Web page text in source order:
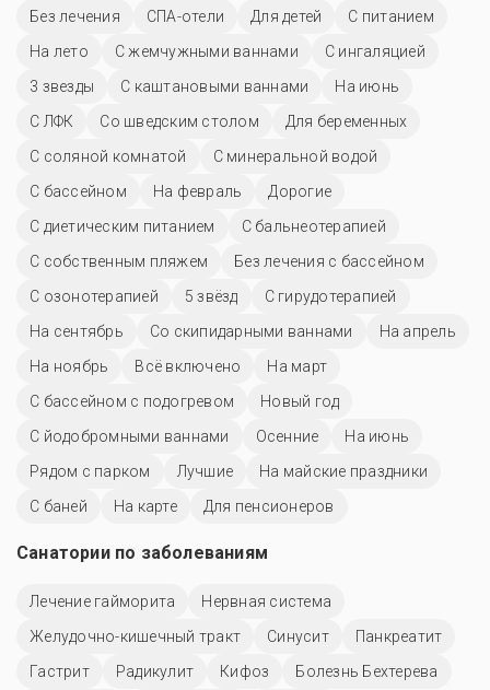
Без лечения СПА-отели Для детей
С питанием
На лето
С жемчужными ваннами
С ингаляцией
3 звезды
С каштановыми ваннами
На июнь
С ЛФК
Со шведским столом
Для беременных
С соляной комнатой
С минеральной водой
C бассейном
На февраль
Дорогие
С диетическим питанием
С бальнеотерапией
С собственным пляжем
Без лечения с бассейном
С озонотерапией
5 звёзд
С гирудотерапией
На сентябрь
Со скипидарными ваннами
На апрель
На ноябрь
Всё включено
На март
С бассейном с подогревом
Новый год
С йодобромными ваннами
Осенние
На июнь
Рядом с парком
Лучшие
На майские праздники
С баней
На карте Для пенсионеров
Санатории по заболеваниям
Лечение гайморита
Нервная система
Желудочно-кишечный тракт
Синусит
Панкреатит
Гастрит
Радикулит Кифоз
Болезнь Бехтерева